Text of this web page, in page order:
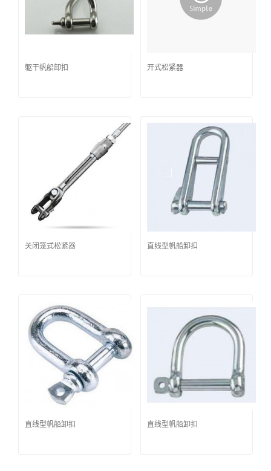
躯干帆船卸扣 开式松紧器
关闭笼式松紧器 直线型帆船卸扣
直线型帆船卸扣 直线型帆船卸扣